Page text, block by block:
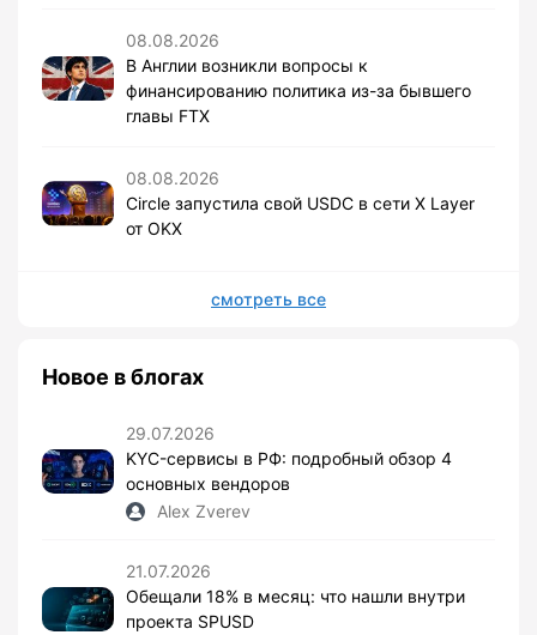
08.08.2026
В Англии возникли вопросы к
финансированию политика из-за бывшего
главы FTX
08.08.2026
Circle запустила свой USDC в сети X Layer
от OKX
смотреть все
Новое в блогах
29.07.2026
KYC-сервисы в РФ: подробный обзор 4
основных вендоров
Alex Zverev
21.07.2026
Обещали 18% в месяц: что нашли внутри
проекта SPUSD